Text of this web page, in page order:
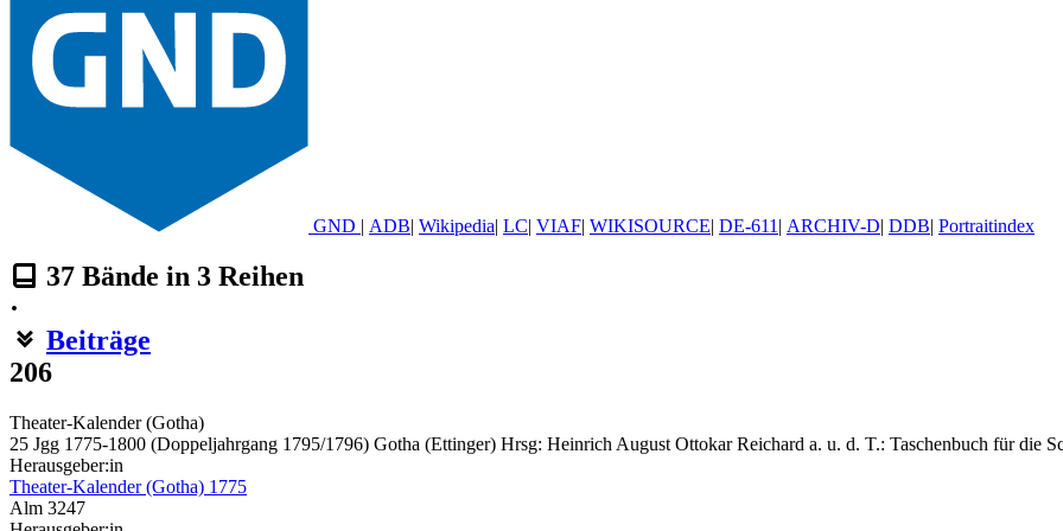
GND | ADB| Wikipedia| LC| VIAF| WIKISOURCE| DE-611 | ARCHIV-D| DDB| Portraitindex
37 Bände in 3 Reihen
·
Beiträge
206
Theater-Kalender (Gotha)
25 Jgg 1775-1800 (Doppeljahrgang 1795/1796) Gotha (Ettinger) Hrsg: Heinrich August Ottokar Reichard a. u. d. T.: Taschenbuch für die
Herausgeber:in
Theater-Kalender (Gotha) 1775
Alm 3247